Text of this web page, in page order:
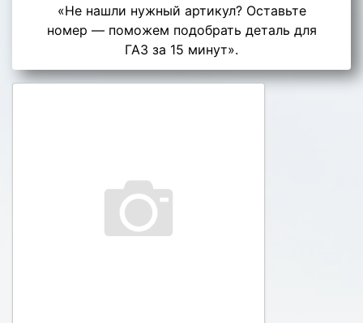
«Не нашли нужный артикул? Оставьте
номер — поможем подобрать деталь для
ГАЗ за 15 минут».